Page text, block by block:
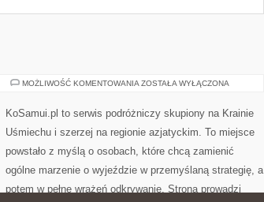
MOŻLIWOŚĆ KOMENTOWANIA JORDANIA
ZOSTAŁA WYŁĄCZONA
KoSamui.pl to serwis podróżniczy skupiony na Krainie
Uśmiechu i szerzej na regionie azjatyckim. To miejsce
powstało z myślą o osobach, które chcą zamienić
ogólne marzenie o wyjeździe w przemyślaną strategię, a
potem w pełne wrażeń odkrywanie. Strona prowadzi